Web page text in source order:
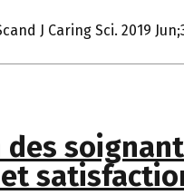
J Caring Sci. 2019